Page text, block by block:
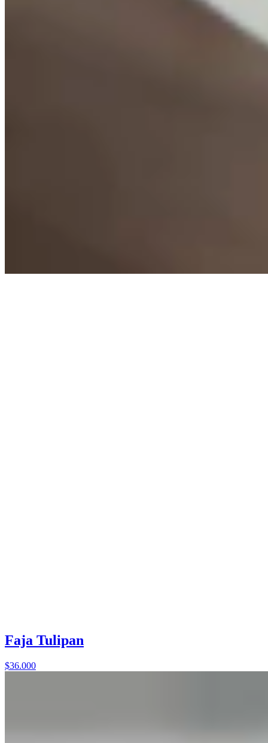
Faja Tulipan
$36.000